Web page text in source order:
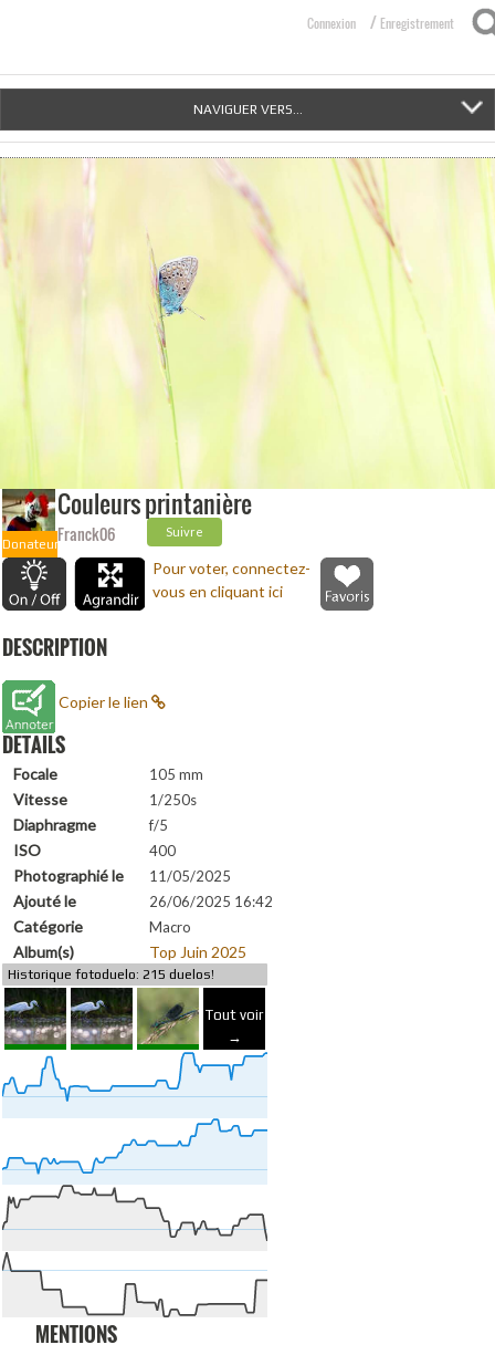
Connexion / Enregistrement
NAVIGUER VERS...
Donateur
Couleurs printanière
Franck06 Suivre
Pour voter, connectez-
vous en cliquant ici
DESCRIPTION
Copier le lien
DETAILS
Focale 105 mm
Vitesse 1/250s
Diaphragme f/5
ISO 400
Photographié le 11/05/2025
Ajouté le 26/06/2025 16:42
Catégorie Macro
Album(s) Top Juin 2025
Historique fotoduelo: 215 duelos!
Tout voir
→
MENTIONS